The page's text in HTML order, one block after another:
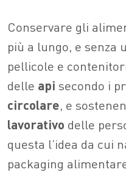
Conservare gli
più a lungo, e senza
pellicole e
delle api secondo i
circolare, e
lavorativo delle
questa l’idea da cui
packaging